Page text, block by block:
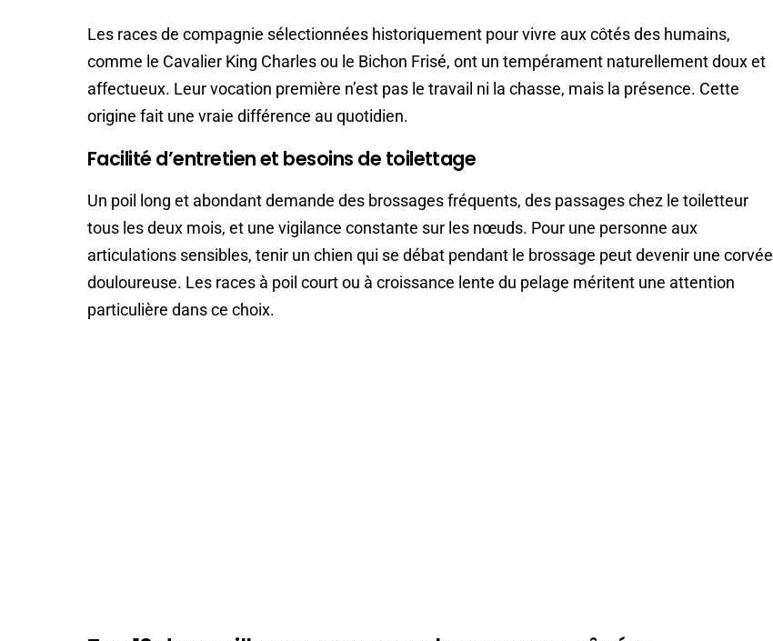
Les races de compagnie sélectionnées historiquement pour vivre aux côtés des humains,
comme le Cavalier King Charles ou le Bichon Frisé, ont un tempérament naturellement doux et
affectueux. Leur vocation première n’est pas le travail ni la chasse, mais la présence. Cette
origine fait une vraie différence au quotidien.
Facilité d’entretien et besoins de toilettage
Un poil long et abondant demande des brossages fréquents, des passages chez le toiletteur
tous les deux mois, et une vigilance constante sur les nœuds. Pour une personne aux
articulations sensibles, tenir un chien qui se débat pendant le brossage peut devenir une corvée
douloureuse. Les races à poil court ou à croissance lente du pelage méritent une attention
particulière dans ce choix.